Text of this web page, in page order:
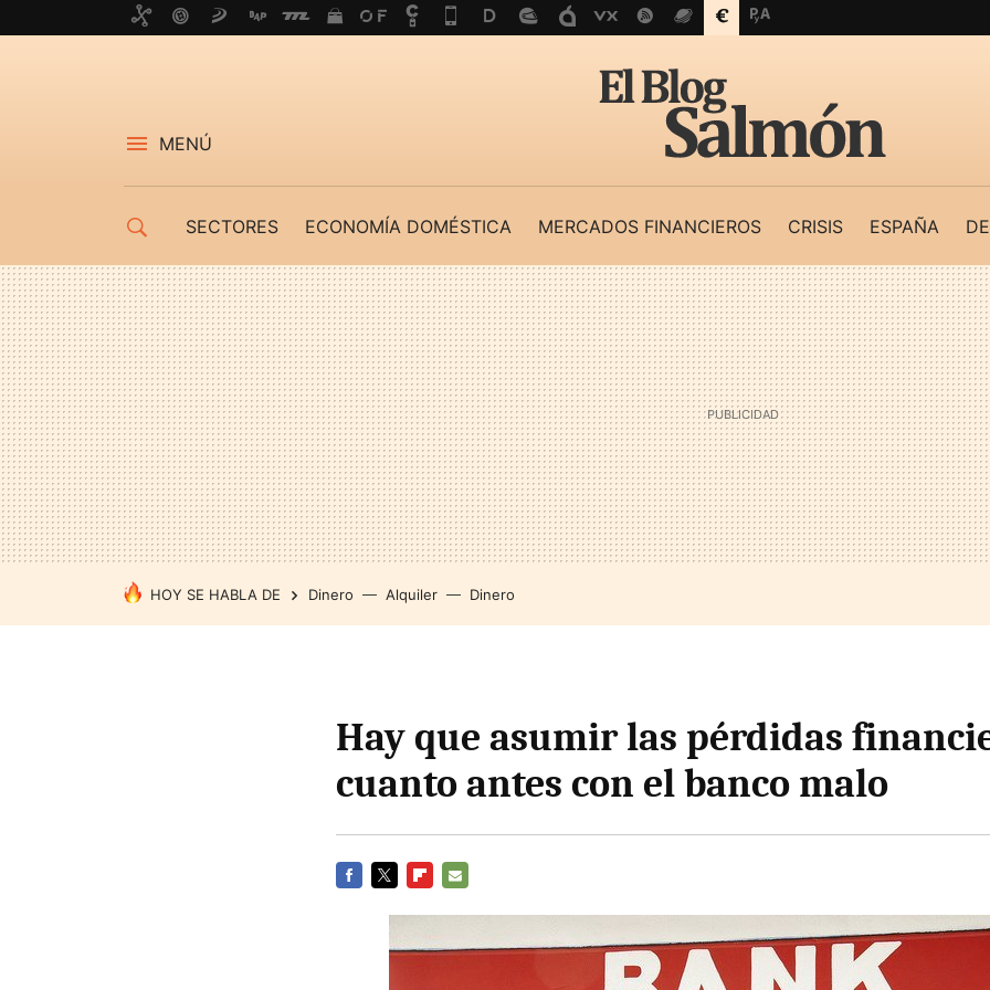
MENÚ
SECTORES ECONOMÍA DOMÉSTICA MERCADOS FINANCIEROS CRISIS ESPAÑA
HOY SE HABLA DE Dinero Alquiler Dinero
Hay que asumir las pérdidas
cuanto antes con el banco malo